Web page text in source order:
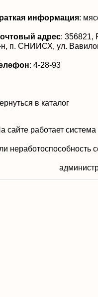
информация:
адрес: 356821,
н, п. СНИИСХ, ул.
: 4-28-93
в каталог
сайте работает
неработоспособность